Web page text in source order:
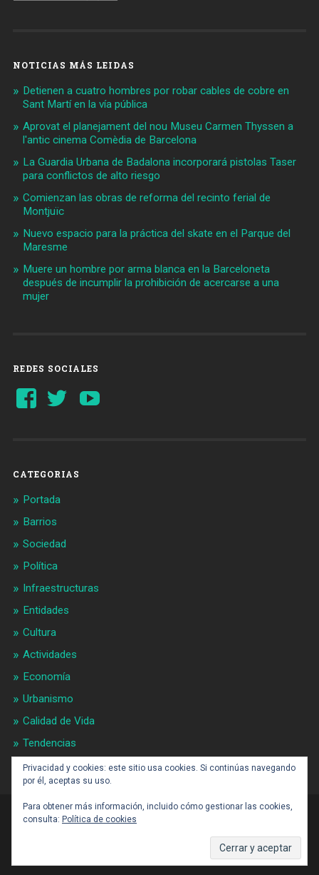
NOTICIAS MÁS LEIDAS
Detienen a cuatro hombres por robar cables de cobre en
Sant Martí en la vía pública
Aprovat el planejament del nou Museu Carmen Thyssen a
l'antic cinema Comèdia de Barcelona
La Guardia Urbana de Badalona incorporará pistolas Taser
para conflictos de alto riesgo
Comienzan las obras de reforma del recinto ferial de
Montjuïc
Nuevo espacio para la práctica del skate en el Parque del
Maresme
Muere un hombre por arma blanca en la Barceloneta
después de incumplir la prohibición de acercarse a una
mujer
REDES SOCIALES
Ver
perfil
Ver
perfil
CATEGORIAS
Portada
Barrios
Sociedad
Política
Infraestructuras
Entidades
Cultura
Actividades
Economía
Urbanismo
Calidad de Vida
Tendencias
Gran BCN
CONTACTO: BARCELONAALDIA21 (ARROBA)
Privacidad y cookies: este sitio usa cookies. Si continúas navegando
por él, aceptas su uso.
Para obtener más información, incluido cómo gestionar las cookies,
consulta: Política de cookies